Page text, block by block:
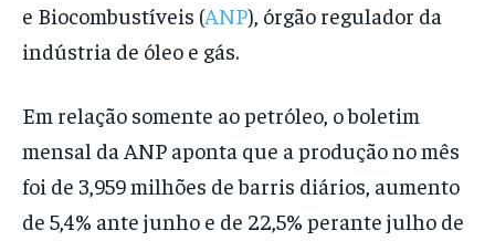
e Biocombustíveis (ANP), órgão regulador da
indústria de óleo e gás.
Em relação somente ao petróleo, o boletim
mensal da ANP aponta que a produção no mês
foi de 3,959 milhões de barris diários, aumento
de 5,4% ante junho e de 22,5% perante julho de